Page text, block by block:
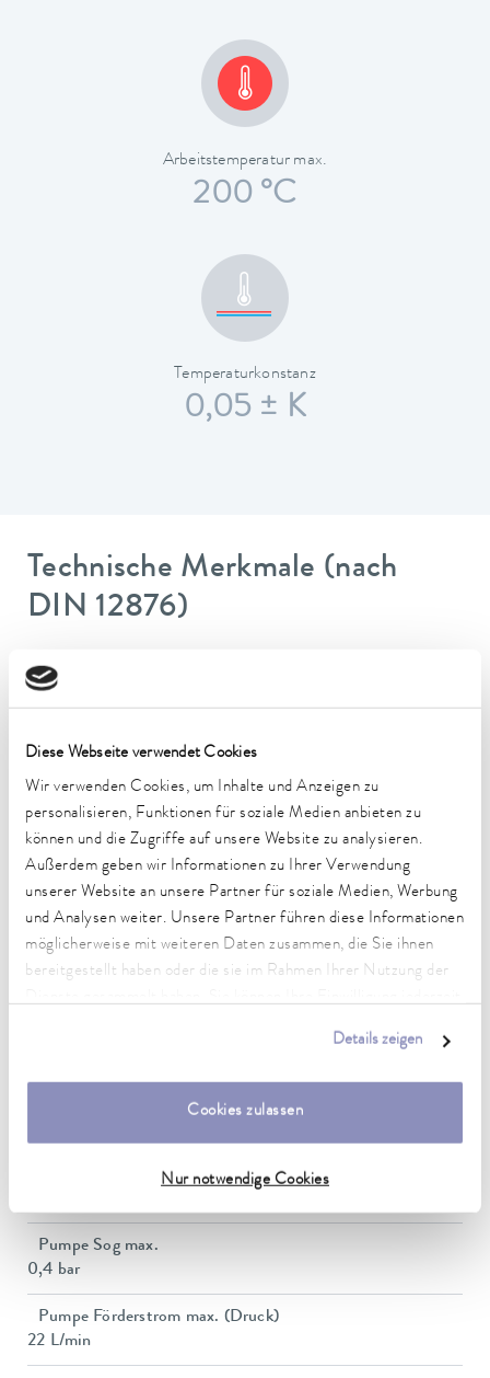
Diese Webseite verwendet Cookies
Wir verwenden Cookies, um Inhalte und Anzeigen zu
personalisieren, Funktionen für soziale Medien anbieten zu
können und die Zugriffe auf unsere Website zu analysieren.
Außerdem geben wir Informationen zu Ihrer Verwendung
unserer Website an unsere Partner für soziale Medien, Werbung
und Analysen weiter. Unsere Partner führen diese Informationen
möglicherweise mit weiteren Daten zusammen, die Sie ihnen
bereitgestellt haben oder die sie im Rahmen Ihrer Nutzung der
Details zeigen
Cookies zulassen
Nur notwendige Cookies
Arbeitstemperatur max.
200 °C
Temperaturkonstanz
0,05 ± K
Technische Merkmale (nach
DIN 12876)
Arbeitstemperaturbereich
Betriebstemperaturbereich
Umgebungstemperaturbereich
5 ... 40 °C
Temperaturkonstanz
0,05 ± K
Heizleistung max.
1,3 kW
Förderdruck max.
Pumpe Sog max.
0,4 bar
Pumpe Förderstrom max. (Druck)
22 L/min